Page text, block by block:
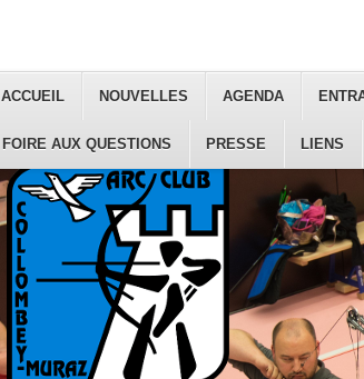
ACCUEIL NOUVELLES AGENDA
FOIRE AUX QUESTIONS PRESSE LIENS